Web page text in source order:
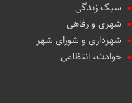
سبک زندگی
شهری و رفاهی
شهرداری و شورای شهر
حوادث، انتظامی